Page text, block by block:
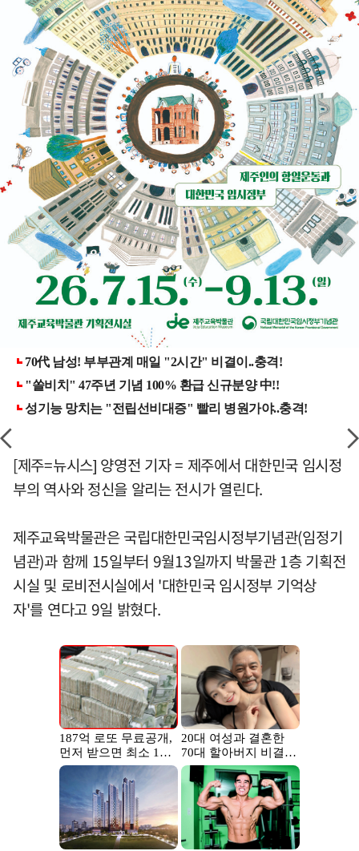
[제주=뉴시스] 양영전 기자 = 제주에서 대한민국 임시정
부의 역사와 정신을 알리는 전시가 열린다.
제주교육박물관은 국립대한민국임시정부기념관(임정기
념관)과 함께 15일부터 9월13일까지 박물관 1층 기획전
시실 및 로비전시실에서 '대한민국 임시정부 기억상
자'를 연다고 9일 밝혔다.